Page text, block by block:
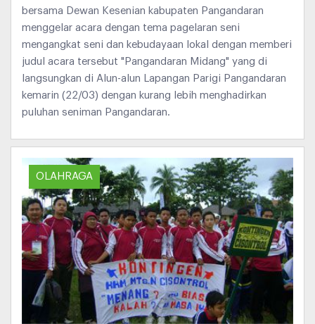
bersama Dewan Kesenian kabupaten Pangandaran
menggelar acara dengan tema pagelaran seni
mengangkat seni dan kebudayaan lokal dengan memberi
judul acara tersebut "Pangandaran Midang" yang di
langsungkan di Alun-alun Lapangan Parigi Pangandaran
kemarin (22/03) dengan kurang lebih menghadirkan
puluhan seniman Pangandaran.
OLAHRAGA